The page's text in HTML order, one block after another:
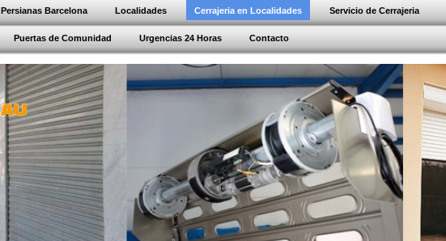
Persianas Barcelona Localidades Cerrajeria en Localidades Servicio de Cerrajeria
Puertas de Comunidad Urgencias 24 Horas Contacto